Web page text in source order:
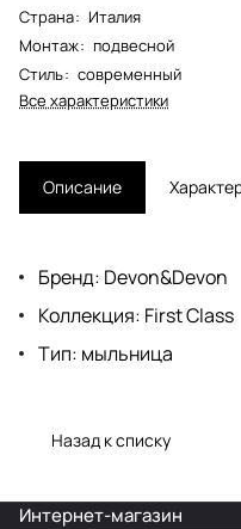
Страна: Италия
Монтаж: подвесной
Стиль: современный
Все характеристики
Описание
Бренд: Devon&Devon
Коллекция: First Class
Тип: мыльница
Назад к списку
Интернет-магазин